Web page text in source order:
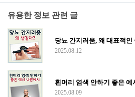
유용한 정보 관련 글
당뇨 간지러움, 왜 대표적
2025.08.12
흰머리 염색 안하기 좋은 예
2025.08.09